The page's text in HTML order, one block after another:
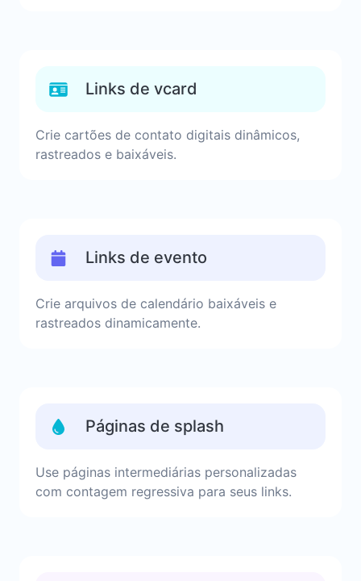
Links de vcard
Crie cartões de contato digitais dinâmicos,
rastreados e baixáveis.
Links de evento
Crie arquivos de calendário baixáveis e
rastreados dinamicamente.
Páginas de splash
Use páginas intermediárias personalizadas
com contagem regressiva para seus links.